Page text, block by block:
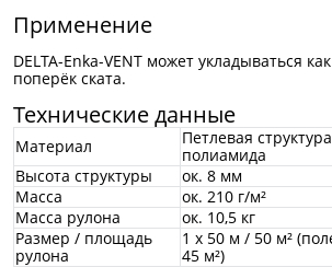
Применение
DELTA-Enka-VENT может укладываться
поперёк ската.
Технические данные
Материал
Петлевая
полиамида
Высота структуры
ок. 8 мм
Масса
ок. 210 г/м²
Масса рулона
ок. 10,5 кг
Размер / площадь
рулона
1 х 50 м / 50 м²
45 м²)